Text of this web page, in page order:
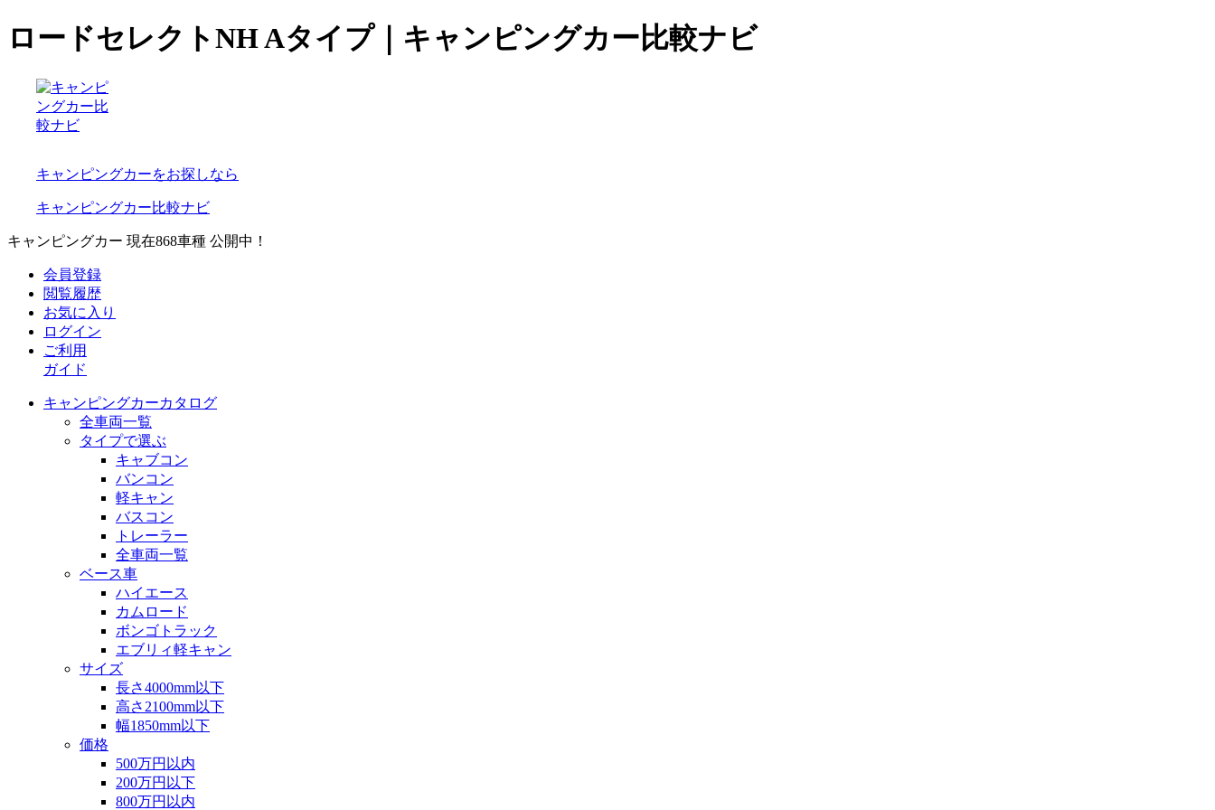
ロードセレクトNH Aタイプ｜キャンピングカー比較ナビ
キャンピングカーをお探しなら
キャンピングカー比較ナビ
キャンピングカー 現在868車種 公開中！
会員登録
閲覧履歴
お気に入り
ログイン
ご利用
ガイド
キャンピングカーカタログ
全車両一覧
タイプで選ぶ
キャブコン
バンコン
軽キャン
バスコン
トレーラー
全車両一覧
ベース車
ハイエース
カムロード
ボンゴトラック
エブリィ軽キャン
サイズ
長さ4000mm以下
高さ2100mm以下
幅1850mm以下
価格
500万円以内
200万円以下
800万円以内